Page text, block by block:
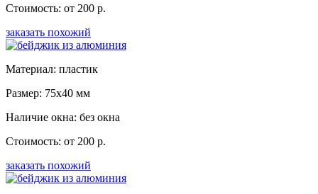
Стоимость: от 200 р.
заказать похожий
Материал: пластик
Размер: 75x40 мм
Наличие окна: без окна
Стоимость: от 200 р.
заказать похожий